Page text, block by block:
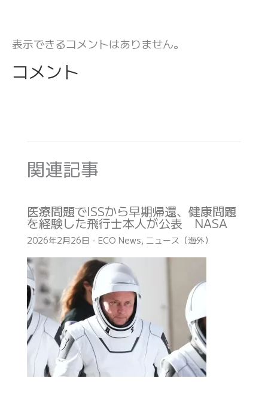
表示できるコメントはありません。
コメント
関連記事
医療問題でISSから早期帰還、健康問題
を経験した飛行士本人が公表 NASA
2026年2月26日 - ECO News, ニュース（海外）